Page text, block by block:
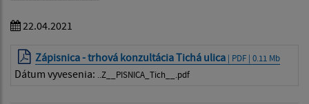
22.04.2021
Zápisnica - trhová konzultácia Tichá ulica | PDF | 0.11 Mb
Dátum vyvesenia: ..Z__PISNICA_Tich__.pdf